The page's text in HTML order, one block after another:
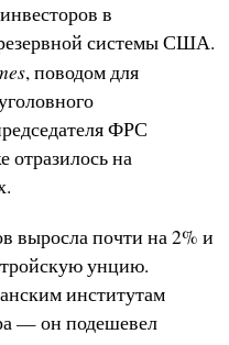
в
системы США.
, поводом для
ФРС
отразилось на
выросла почти на 2% и
тройскую унцию.
институтам
— он подешевел